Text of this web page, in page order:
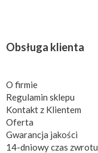
Obsługa klienta
O firmie
Regulamin sklepu
Kontakt z Klientem
Oferta
Gwarancja jakości
14-dniowy czas zwrotu